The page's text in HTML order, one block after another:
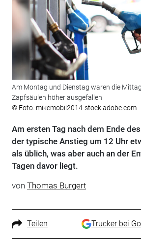
Am Montag und Dienstag waren die
Zapfsäulen höher ausgefallen
© Foto: mikemobil2014-stock.adobe.com
Am ersten Tag nach dem Ende
der typische Anstieg um 12 Uhr
als üblich, was aber auch an der
Tagen davor liegt.
von Thomas Burgert
Teilen Trucker bei